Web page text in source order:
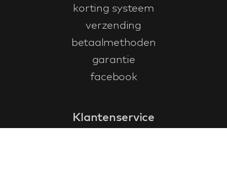
korting systeem
verzending
betaalmethoden
garantie
facebook
Klantenservice